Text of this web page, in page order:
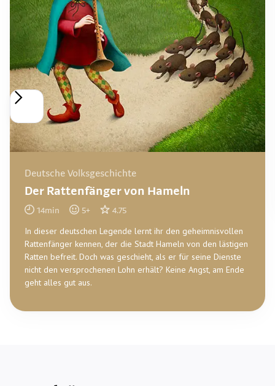
Deutsche Volksgeschichte
Der Rattenfänger von Hameln
14min 5+ 4.75
In dieser deutschen Legende lernt ihr den geheimnisvollen
Rattenfänger kennen, der die Stadt Hameln von den lästigen
Ratten befreit. Doch was geschieht, als er für seine Dienste
nicht den versprochenen Lohn erhält? Keine Angst, am Ende
geht alles gut aus.